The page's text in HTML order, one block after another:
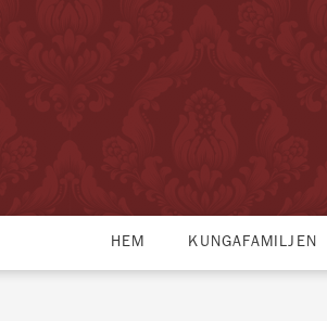
HEM KUNGAFAMILJEN